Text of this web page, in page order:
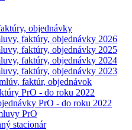
objednávky
faktúry, objednávky 2026
faktúry, objednávky 2025
faktúry, objednávky 2024
faktúry, objednávky 2023
faktúr, objednávok
PrO - do roku 2022
PrO - do roku 2022
PrO
stacionár